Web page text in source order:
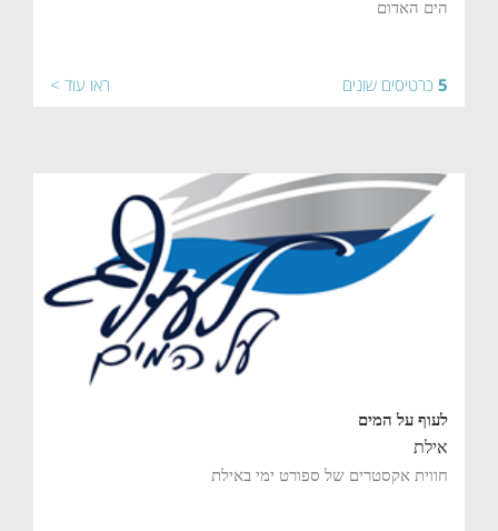
הים האדום
5 כרטיסים שונים ראו עוד >
לעוף על המים
אילת
חווית אקסטרים של ספורט ימי באילת